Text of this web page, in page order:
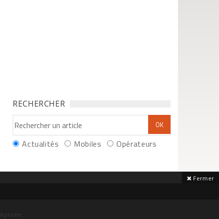
RECHERCHER
Actualités Mobiles Opérateurs
Fermer